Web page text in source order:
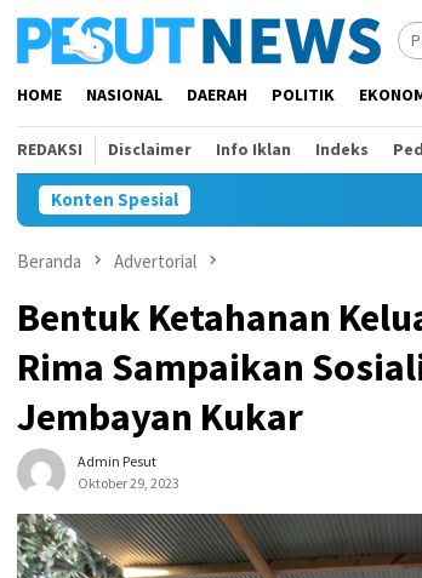
HOME NASIONAL DAERAH POLITIK
REDAKSI Disclaimer Info Iklan Indeks
Konten Spesial
Beranda Advertorial
Bentuk Ketahanan
Rima Sampaikan
Jembayan Kukar
Admin Pesut
Oktober 29, 2023